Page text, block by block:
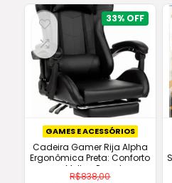
33%
GAMES E ACESSÓRIOS
Cadeira Gamer Rija Alpha
Ergonômica Preta: Conforto
e Melhor Preço!
R$838,00